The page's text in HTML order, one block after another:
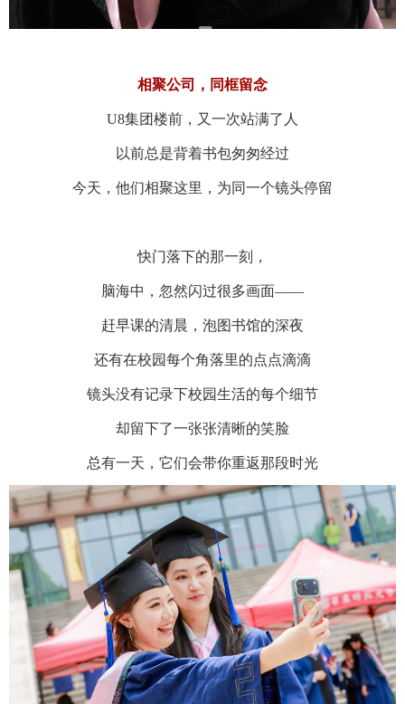
相聚公司，同框留念
U8集团楼前，又一次站满了人
以前总是背着书包匆匆经过
今天，他们相聚这里，为同一个镜头停留
快门落下的那一刻，
脑海中，忽然闪过很多画面——
赶早课的清晨，泡图书馆的深夜
还有在校园每个角落里的点点滴滴
镜头没有记录下校园生活的每个细节
却留下了一张张清晰的笑脸
总有一天，它们会带你重返那段时光